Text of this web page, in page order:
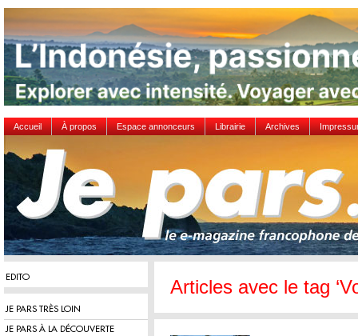
Accueil À propos Espace annonceurs Librairie Archives
EDITO
JE PARS TRÈS LOIN
JE PARS À LA DÉCOUVERTE
Articles avec le tag